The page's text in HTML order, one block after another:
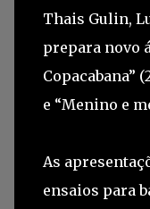
Thais Gulin,
prepara novo
Copacabana”
e “Menino e
As
ensaios para